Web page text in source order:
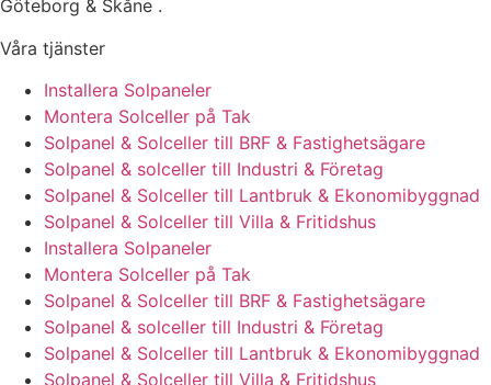
Göteborg & Skåne .
Våra tjänster
Installera Solpaneler
Montera Solceller på Tak
Solpanel & Solceller till BRF & Fastighetsägare
Solpanel & solceller till Industri & Företag
Solpanel & Solceller till Lantbruk & Ekonomibyggnad
Solpanel & Solceller till Villa & Fritidshus
Installera Solpaneler
Montera Solceller på Tak
Solpanel & Solceller till BRF & Fastighetsägare
Solpanel & solceller till Industri & Företag
Solpanel & Solceller till Lantbruk & Ekonomibyggnad
Solpanel & Solceller till Villa & Fritidshus